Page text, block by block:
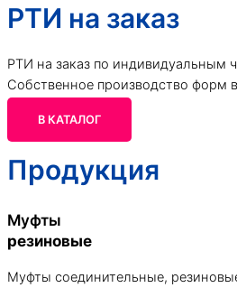
РТИ на заказ
РТИ на заказ по индивидуальным
Собственное производство форм в
В КАТАЛОГ
Продукция
Муфты
резиновые
Муфты соединительные,